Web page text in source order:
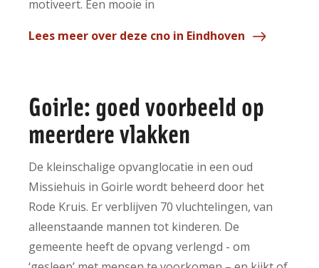
motiveert. Een mooie in
Lees meer over deze cno in Eindhoven
Goirle: goed voorbeeld op
meerdere vlakken
De kleinschalige opvanglocatie in een oud
Missiehuis in Goirle wordt beheerd door het
Rode Kruis. Er verblijven 70 vluchtelingen, van
alleenstaande mannen tot kinderen. De
gemeente heeft de opvang verlengd - om